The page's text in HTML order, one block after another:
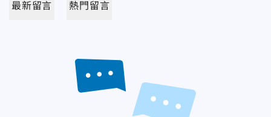
最新留言 熱門留言